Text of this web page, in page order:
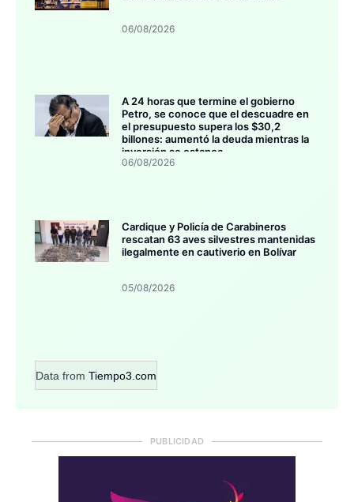
06/08/2026
A 24 horas que termine el gobierno
Petro, se conoce que el descuadre en
el presupuesto supera los $30,2
billones: aumentó la deuda mientras la
inversión se estanca
06/08/2026
Cardique y Policía de Carabineros
rescatan 63 aves silvestres mantenidas
ilegalmente en cautiverio en Bolívar
05/08/2026
Data from Tiempo3.com
PUBLICIDAD